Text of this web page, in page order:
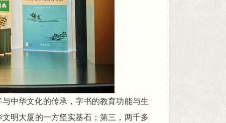
中华文化的传承，字书的教育功能与生
明大厦的一方坚实基石；第三，两千多